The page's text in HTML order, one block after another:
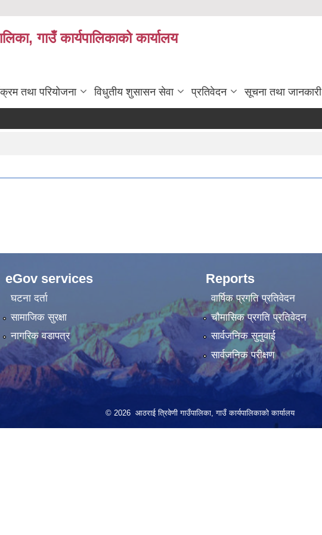
गाउँ कार्यपालिकाको कार्यालय
तथा परियोजना विधुतीय शुसासन सेवा प्रतिवेदन सूचना तथा जानकारी
eGov services
घटना दर्ता
सामाजिक सुरक्षा
नागरिक वडापत्र
Reports
वार्षिक प्रगति प्रतिवेदन
चौमासिक प्रगति प्रतिवेदन
सार्वजनिक सुनुवाई
सार्वजनिक परीक्षण
© 2026 आठराई त्रिवेणी गाउँपालिका, गाउँ कार्यपालिकाको कार्यालय